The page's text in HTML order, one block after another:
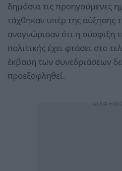
δημόσια τις προηγούμενες
τάχθηκαν υπέρ της αύξησης
αναγνώρισαν ότι η σύσφιξη
πολιτικής έχει φτάσει στο
έκβαση των συνεδριάσεων
προεξοφληθεί.